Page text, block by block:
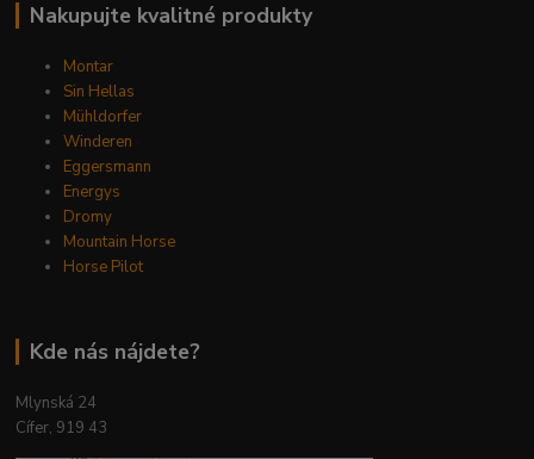
Nakupujte kvalitné produkty
Montar
Sin Hellas
Mühldorfer
Winderen
Eggersmann
Energys
Dromy
Mountain Horse
Horse Pilot
Kde nás nájdete?
Mlynská 24
Cífer, 919 43